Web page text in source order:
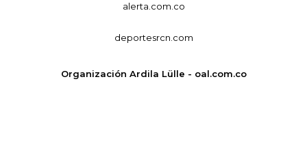
alerta.com.co
deportesrcn.com
Organización Ardila Lülle - oal.com.co